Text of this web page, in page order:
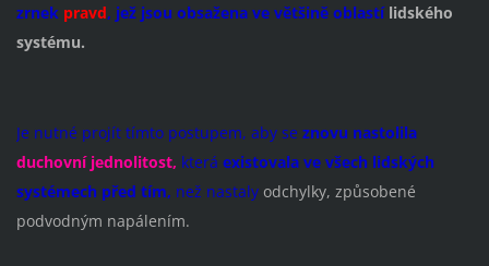
zrnek pravd, jež jsou obsažena ve většině oblastí lidského
systému.
Je nutné projít tímto postupem, aby se znovu nastolila
duchovní jednolitost, která existovala ve všech lidských
systémech před tím, než nastaly odchylky, způsobené
podvodným napálením.